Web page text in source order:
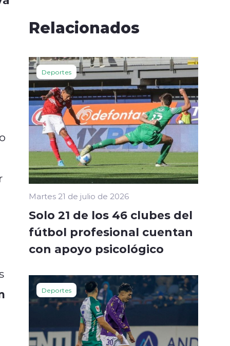
Relacionados
Deportes
Martes 21 de julio de 2026
Solo 21 de los 46 clubes del
fútbol profesional cuentan
con apoyo psicológico
Deportes